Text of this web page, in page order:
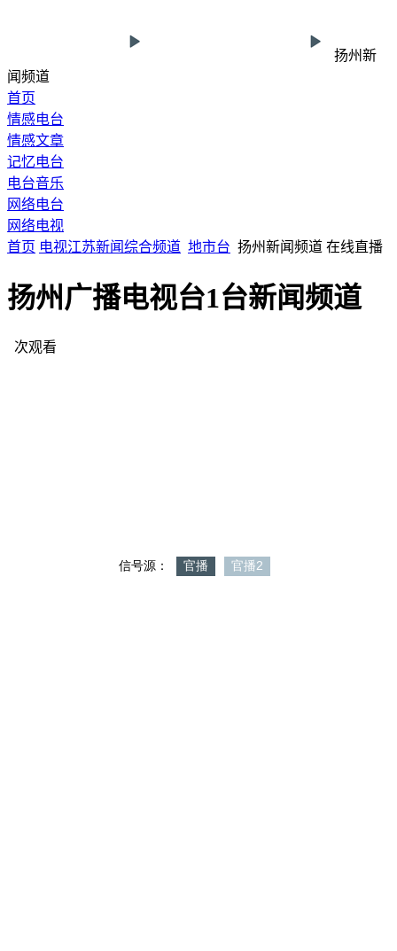
扬州新
闻频道
首页
情感电台
情感文章
记忆电台
电台音乐
网络电台
网络电视
首页 电视江苏新闻综合频道 地市台 扬州新闻频道 在线直播
扬州广播电视台1台新闻频道
次观看